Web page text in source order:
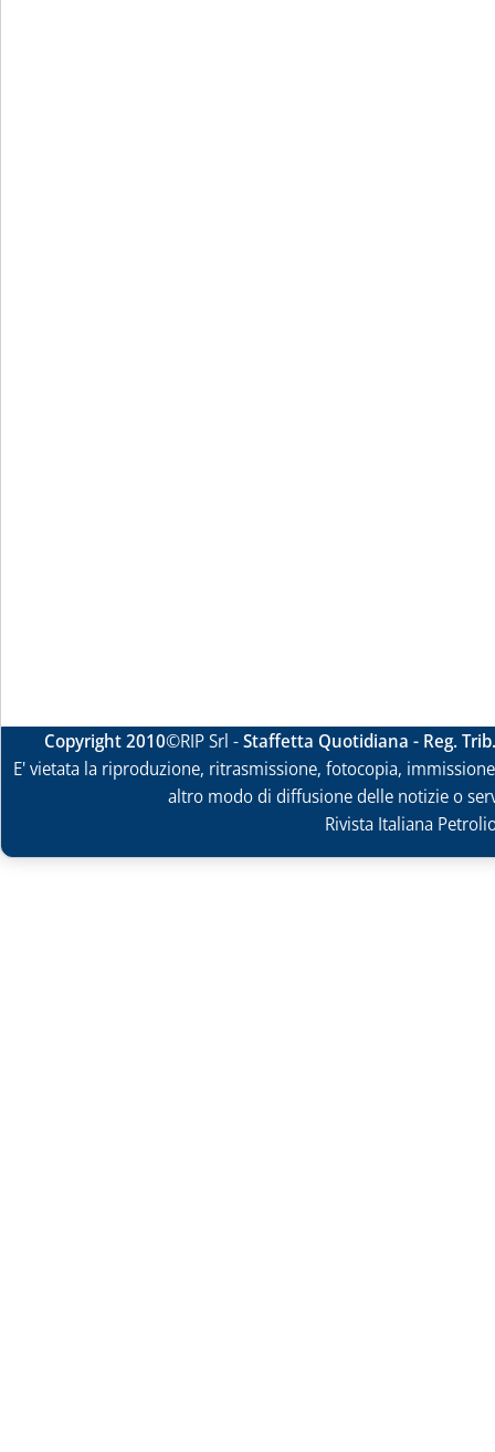
Copyright 2010©RIP Srl -Staffetta Quotidiana - Reg.
E' vietata la riproduzione, ritrasmissione, fotocopia,
altro modo di diffusione delle notizie o
Rivista Italiana